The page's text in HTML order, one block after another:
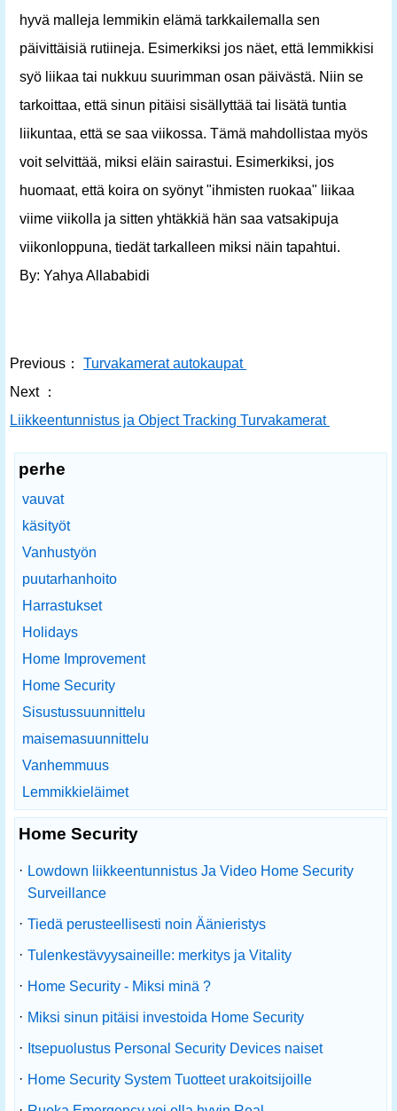
hyvä malleja lemmikin elämä tarkkailemalla sen
päivittäisiä rutiineja. Esimerkiksi jos näet, että lemmikkisi
syö liikaa tai nukkuu suurimman osan päivästä. Niin se
tarkoittaa, että sinun pitäisi sisällyttää tai lisätä tuntia
liikuntaa, että se saa viikossa. Tämä mahdollistaa myös
voit selvittää, miksi eläin sairastui. Esimerkiksi, jos
huomaat, että koira on syönyt "ihmisten ruokaa" liikaa
viime viikolla ja sitten yhtäkkiä hän saa vatsakipuja
viikonloppuna, tiedät tarkalleen miksi näin tapahtui.
By: Yahya Allababidi
Previous：
Turvakamerat autokaupat
Next ：
Liikkeentunnistus ja Object Tracking Turvakamerat
perhe
vauvat
käsityöt
Vanhustyön
puutarhanhoito
Harrastukset
Holidays
Home Improvement
Home Security
Sisustussuunnittelu
maisemasuunnittelu
Vanhemmuus
Lemmikkieläimet
Home Security
· Lowdown liikkeentunnistus Ja Video Home Security
Surveillance
· Tiedä perusteellisesti noin Äänieristys
· Tulenkestävyysaineille: merkitys ja Vitality
· Home Security - Miksi minä ?
· Miksi sinun pitäisi investoida Home Security
· Itsepuolustus Personal Security Devices naiset
· Home Security System Tuotteet urakoitsijoille